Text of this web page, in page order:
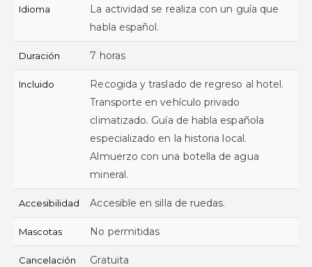
Idioma
La actividad se realiza con un guía que
habla español.
Duración 7 horas
Incluido
Recogida y traslado de regreso al hotel.
Transporte en vehículo privado
climatizado. Guía de habla española
especializado en la historia local.
Almuerzo con una botella de agua
mineral.
Accesibilidad Accesible en silla de ruedas.
Mascotas No permitidas
Cancelación Gratuita